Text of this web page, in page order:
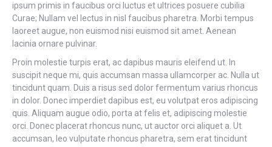
ipsum primis in faucibus orci luctus et ultrices posuere cubilia
Curae; Nullam vel lectus in nisl faucibus pharetra. Morbi tempus
laoreet augue, non euismod nisi euismod sit amet. Aenean
lacinia ornare pulvinar.
Proin molestie turpis erat, ac dapibus mauris eleifend ut. In
suscipit neque mi, quis accumsan massa ullamcorper ac. Nulla ut
tincidunt quam. Duis a risus sed dolor fermentum varius rhoncus
in dolor. Donec imperdiet dapibus est, eu volutpat eros adipiscing
quis. Aliquam augue odio, porta at felis et, adipiscing molestie
orci. Donec placerat rhoncus nunc, ut auctor orci aliquet a. Ut
accumsan, leo vulputate rhoncus pharetra, sem erat tincidunt